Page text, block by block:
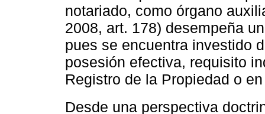
notariado, como órgano
2008, art. 178) desempeña
pues se encuentra investido
posesión efectiva, requisito
Registro de la Propiedad o
Desde una perspectiva